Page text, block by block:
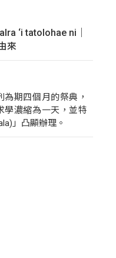
‘i tatolohae ni｜
來
期四個月的祭典，
學濃縮為一天，並特
」凸顯辦理。